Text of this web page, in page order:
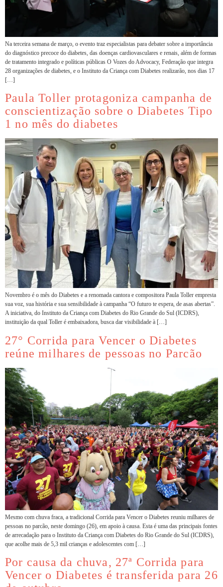
Na terceira semana de março, o evento traz especialistas para debater sobre a importância
do diagnóstico precoce do diabetes, das doenças cardiovasculares e renais, além de formas
de tratamento integrado e políticas públicas O Vozes do Advocacy, Federação que integra
28 organizações de diabetes, e o Instituto da Criança com Diabetes realizarão, nos dias 17
[…]
Paula Toller protagoniza campanha de
conscientização sobre o Diabetes Tipo
1 no mês do diabetes
Novembro é o mês do Diabetes e a renomada cantora e compositora Paula Toller empresta
sua voz, sua história e sua sensibilidade à campanha “O futuro te espera, de asas abertas”.
A iniciativa, do Instituto da Criança com Diabetes do Rio Grande do Sul (ICDRS),
instituição da qual Toller é embaixadora, busca dar visibilidade à […]
27° Corrida para Vencer o Diabetes
reúne milhares de pessoas no Parcão
Mesmo com chuva fraca, a tradicional Corrida para Vencer o Diabetes reuniu milhares de
pessoas no parcão, neste domingo (26), em apoio à causa. Esta é uma das principais fontes
de arrecadação para o Instituto da Criança com Diabetes do Rio Grande do Sul (ICDRS),
que acolhe mais de 5,3 mil crianças e adolescentes com […]
Por causa da chuva, 27ª Corrida para
Vencer o Diabetes é transferida para 26